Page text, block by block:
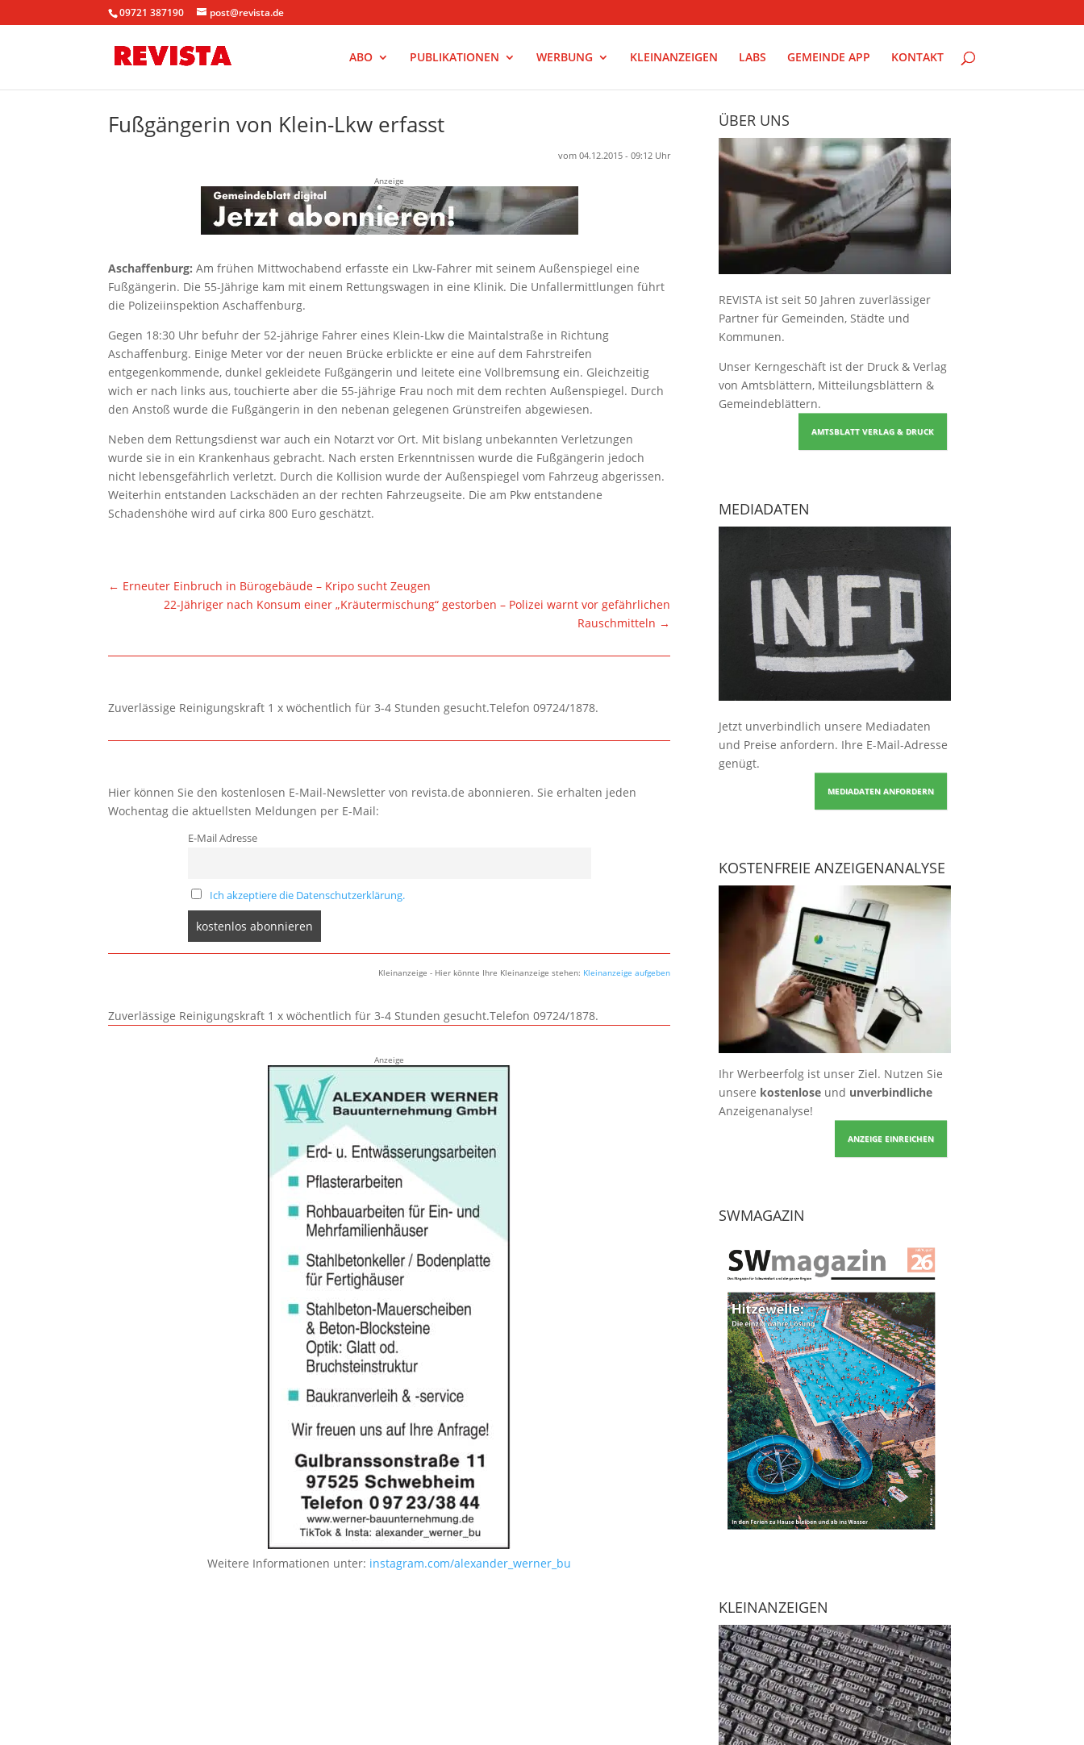
09721 387190 post@revista.de
ABO PUBLIKATIONEN WERBUNG KLEINANZEIGEN LABS GEMEINDE APP KONTAKT
Fußgängerin von Klein-Lkw erfasst
vom 04.12.2015 - 09:12 Uhr
Anzeige
Aschaffenburg:Am frühen Mittwochabend erfasste ein Lkw-Fahrer mit seinem Außenspiegel eine
Fußgängerin. Die 55-Jährige kam mit einem Rettungswagen in eine Klinik. Die Unfallermittlungen führt
die Polizeiinspektion Aschaffenburg.
Gegen 18:30 Uhr befuhr der 52-jährige Fahrer eines Klein-Lkw die Maintalstraße in Richtung
Aschaffenburg. Einige Meter vor der neuen Brücke erblickte er eine auf dem Fahrstreifen
entgegenkommende, dunkel gekleidete Fußgängerin und leitete eine Vollbremsung ein. Gleichzeitig
wich er nach links aus, touchierte aber die 55-jährige Frau noch mit dem rechten Außenspiegel. Durch
den Anstoß wurde die Fußgängerin in den nebenan gelegenen Grünstreifen abgewiesen.
Neben dem Rettungsdienst war auch ein Notarzt vor Ort. Mit bislang unbekannten Verletzungen
wurde sie in ein Krankenhaus gebracht. Nach ersten Erkenntnissen wurde die Fußgängerin jedoch
nicht lebensgefährlich verletzt. Durch die Kollision wurde der Außenspiegel vom Fahrzeug abgerissen.
Weiterhin entstanden Lackschäden an der rechten Fahrzeugseite. Die am Pkw entstandene
Schadenshöhe wird auf cirka 800 Euro geschätzt.
← Erneuter Einbruch in Bürogebäude – Kripo sucht Zeugen
22-Jähriger nach Konsum einer „Kräutermischung“ gestorben – Polizei warnt vor gefährlichen
Rauschmitteln →
Zuverlässige Reinigungskraft 1 x wöchentlich für 3-4 Stunden gesucht.Telefon 09724/1878.
Hier können Sie den kostenlosen E-Mail-Newsletter von revista.de abonnieren. Sie erhalten jeden
Wochentag die aktuellsten Meldungen per E-Mail:
E-Mail Adresse
Ich akzeptiere die Datenschutzerklärung.
Kleinanzeige - Hier könnte Ihre Kleinanzeige stehen: Kleinanzeige aufgeben
Zuverlässige Reinigungskraft 1 x wöchentlich für 3-4 Stunden gesucht.Telefon 09724/1878.
Anzeige
Weitere Informationen unter: instagram.com/alexander_werner_bu
ÜBER UNS
REVISTA ist seit 50 Jahren zuverlässiger
Partner für Gemeinden, Städte und
Kommunen.
Unser Kerngeschäft ist der Druck & Verlag
von Amtsblättern, Mitteilungsblättern &
Gemeindeblättern.
AMTSBLATT VERLAG & DRUCK
MEDIADATEN
Jetzt unverbindlich unsere Mediadaten
und Preise anfordern. Ihre E-Mail-Adresse
genügt.
MEDIADATEN ANFORDERN
KOSTENFREIE ANZEIGENANALYSE
Ihr Werbeerfolg ist unser Ziel. Nutzen Sie
unsere kostenloseund unverbindliche
Anzeigenanalyse!
ANZEIGE EINREICHEN
SWMAGAZIN
KLEINANZEIGEN